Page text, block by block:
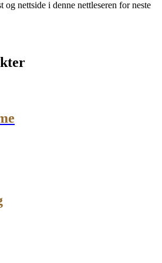
og nettside i denne nettleseren for neste